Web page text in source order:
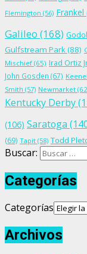
Flemington (56) Frankel
Galileo (168)
Gulfstream Park(88)
Mischief (65) Irad Ortiz
John Gosden (67)
Smith (57) Newmarket
Kentucky Derby
(106) Saratoga
(69) Tapit (58) Todd
Buscar:
Categorías
Categorías
Archivos